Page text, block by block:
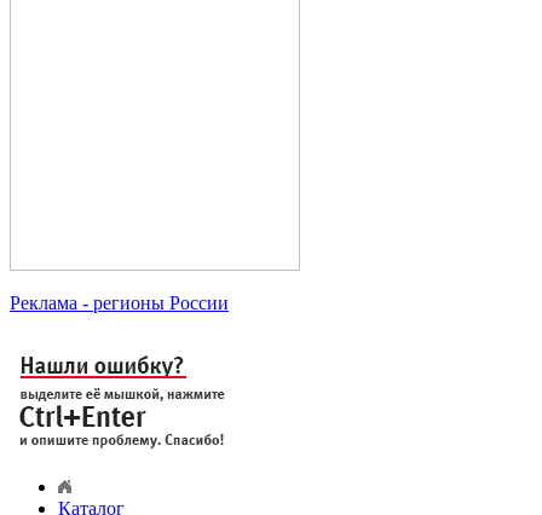
Реклама - регионы России
Каталог